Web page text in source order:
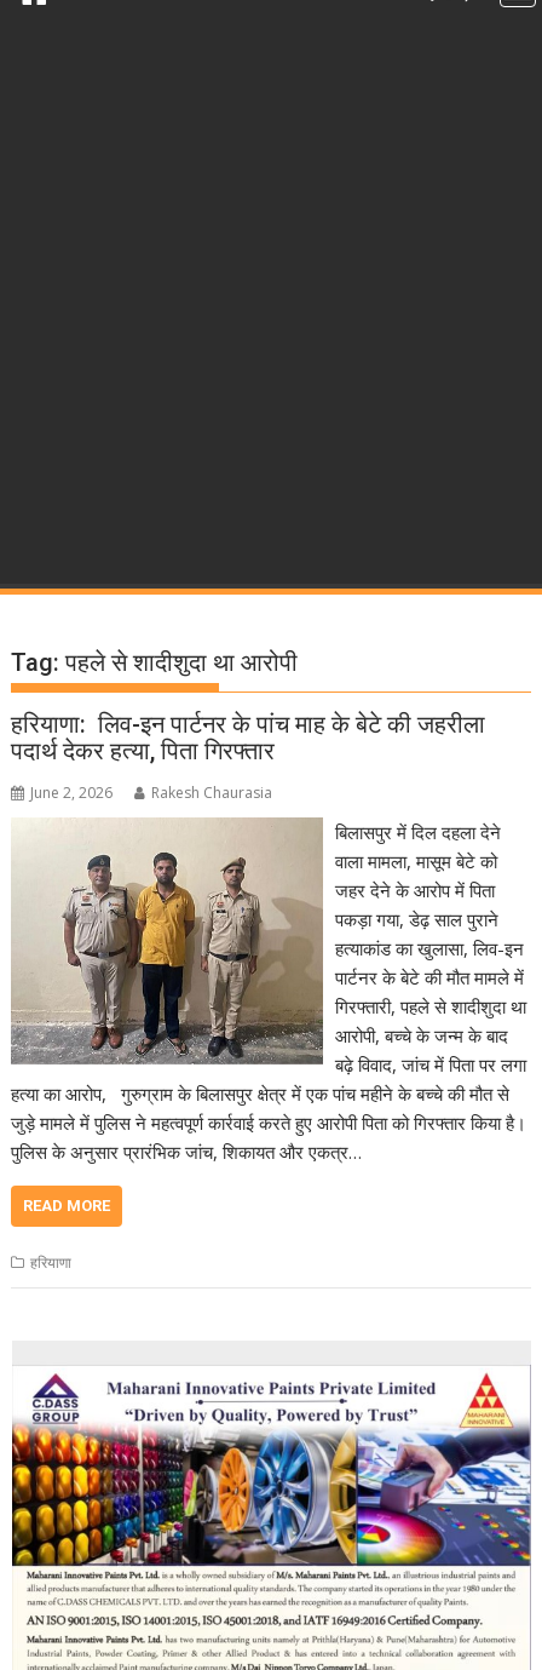
Tag:पहले से शादीशुदा था आरोपी
हरियाणा: लिव-इन पार्टनर के पांच माह के बेटे की जहरीला
पदार्थ देकर हत्या, पिता गिरफ्तार
June 2, 2026 Rakesh Chaurasia
बिलासपुर में दिल दहला देने
वाला मामला, मासूम बेटे को
जहर देने के आरोप में पिता
पकड़ा गया, डेढ़ साल पुराने
हत्याकांड का खुलासा, लिव-इन
पार्टनर के बेटे की मौत मामले में
गिरफ्तारी, पहले से शादीशुदा था
आरोपी, बच्चे के जन्म के बाद
बढ़े विवाद, जांच में पिता पर लगा
हत्या का आरोप, गुरुग्राम के बिलासपुर क्षेत्र में एक पांच महीने के बच्चे की मौत से
जुड़े मामले में पुलिस ने महत्वपूर्ण कार्रवाई करते हुए आरोपी पिता को गिरफ्तार किया है।
पुलिस के अनुसार प्रारंभिक जांच, शिकायत और एकत्र…
READ MORE
हरियाणा